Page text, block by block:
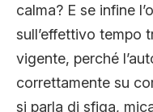
calma? E se infine
sull’effettivo tempo
vigente, perché
correttamente su
si parla di sfiga,